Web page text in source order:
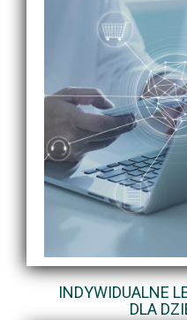
INDYWIDUALNE
DLA